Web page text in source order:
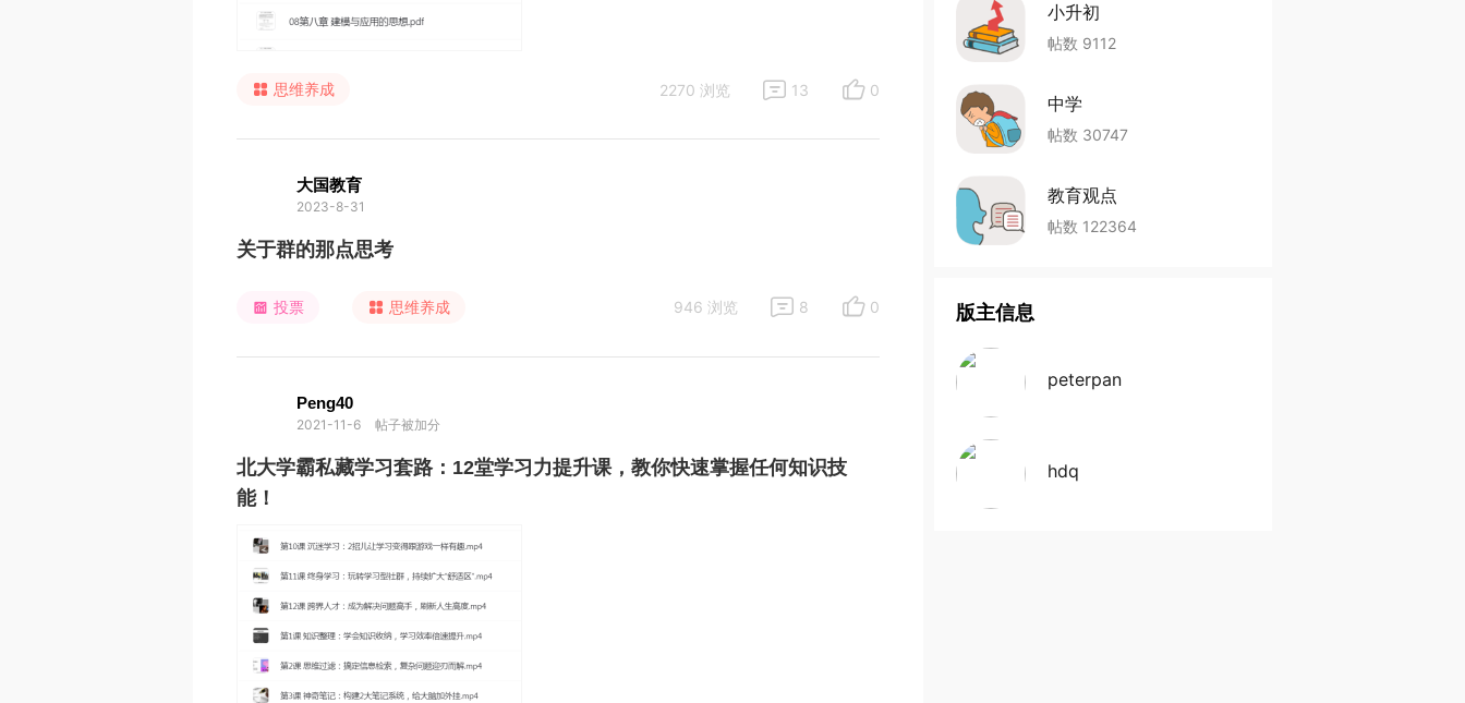
思维养成 2270 浏览 13 0
大国教育
2023-8-31
关于群的那点思考
投票 思维养成 946 浏览 8 0
Peng40
2021-11-6 帖子被加分
北大学霸私藏学习套路：12堂学习力提升课，教你快速掌握任何知识技
能！
小升初
帖数 9112
中学
帖数 30747
教育观点
帖数 122364
版主信息
peterpan
hdq